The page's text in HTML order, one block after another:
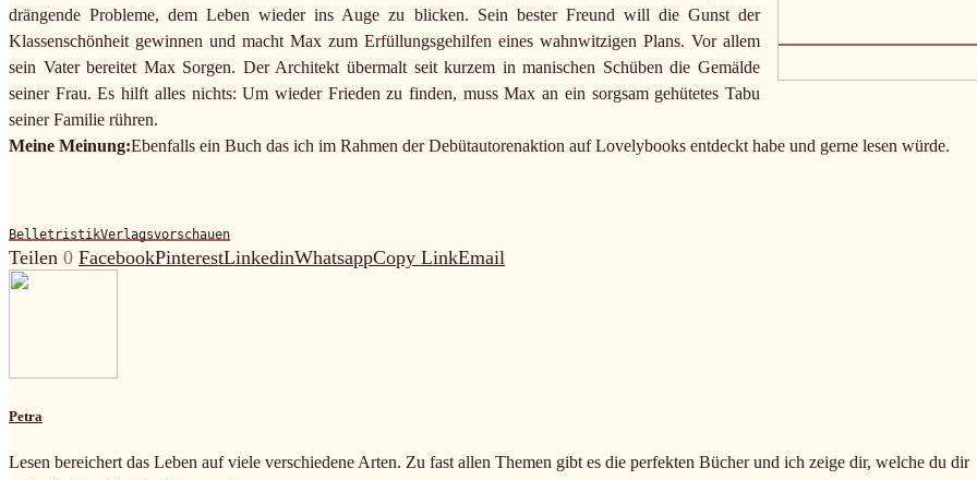
drängende Probleme, dem Leben wieder ins Auge zu blicken. Sein bester Freund will die Gunst der
Klassenschönheit gewinnen und macht Max zum Erfüllungsgehilfen eines wahnwitzigen Plans. Vor allem
sein Vater bereitet Max Sorgen. Der Architekt übermalt seit kurzem in manischen Schüben die Gemälde
seiner Frau. Es hilft alles nichts: Um wieder Frieden zu finden, muss Max an ein sorgsam gehütetes Tabu
seiner Familie rühren.
Meine Meinung:Ebenfalls ein Buch das ich im Rahmen der Debütautorenaktion auf Lovelybooks entdeckt habe und gerne lesen würde.
BelletristikVerlagsvorschauen
Teilen 0 FacebookPinterestLinkedinWhatsappCopy LinkEmail
Petra
Lesen bereichert das Leben auf viele verschiedene Arten. Zu fast allen Themen gibt es die perfekten Bücher und ich zeige dir, welche du dir